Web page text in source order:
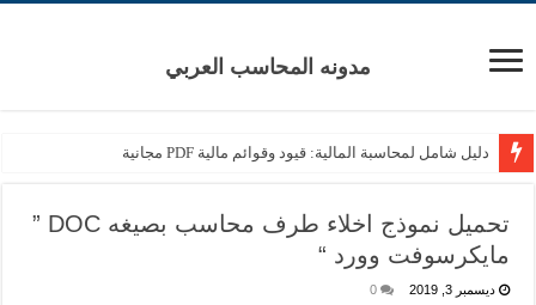
مدونه المحاسب العربي
دليل شامل لمحاسبة المالية: قيود وقوائم مالية PDF مجانية
تحميل نموذج اخلاء طرف محاسب بصيغه DOC ”
مايكرسوفت وورد “
ديسمبر 3, 2019 0